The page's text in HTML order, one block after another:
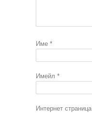
Име *
Имейл *
Интернет страница